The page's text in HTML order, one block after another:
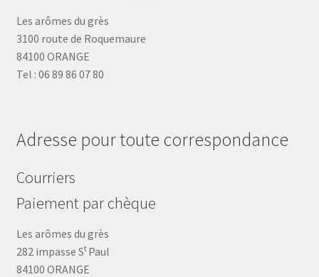
Les arômes du grès
3100 route de Roquemaure
84100 ORANGE
Tel : 06 89 86 07 80
Adresse pour toute correspondance
Courriers
Paiement par chèque
Les arômes du grès
282 impasse St Paul
84100 ORANGE